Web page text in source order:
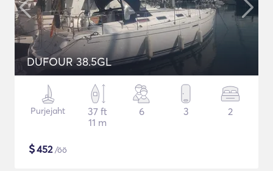
DUFOUR 38.5GL
Purjejaht
37 ft
11 m
6 3 2
$452/öö